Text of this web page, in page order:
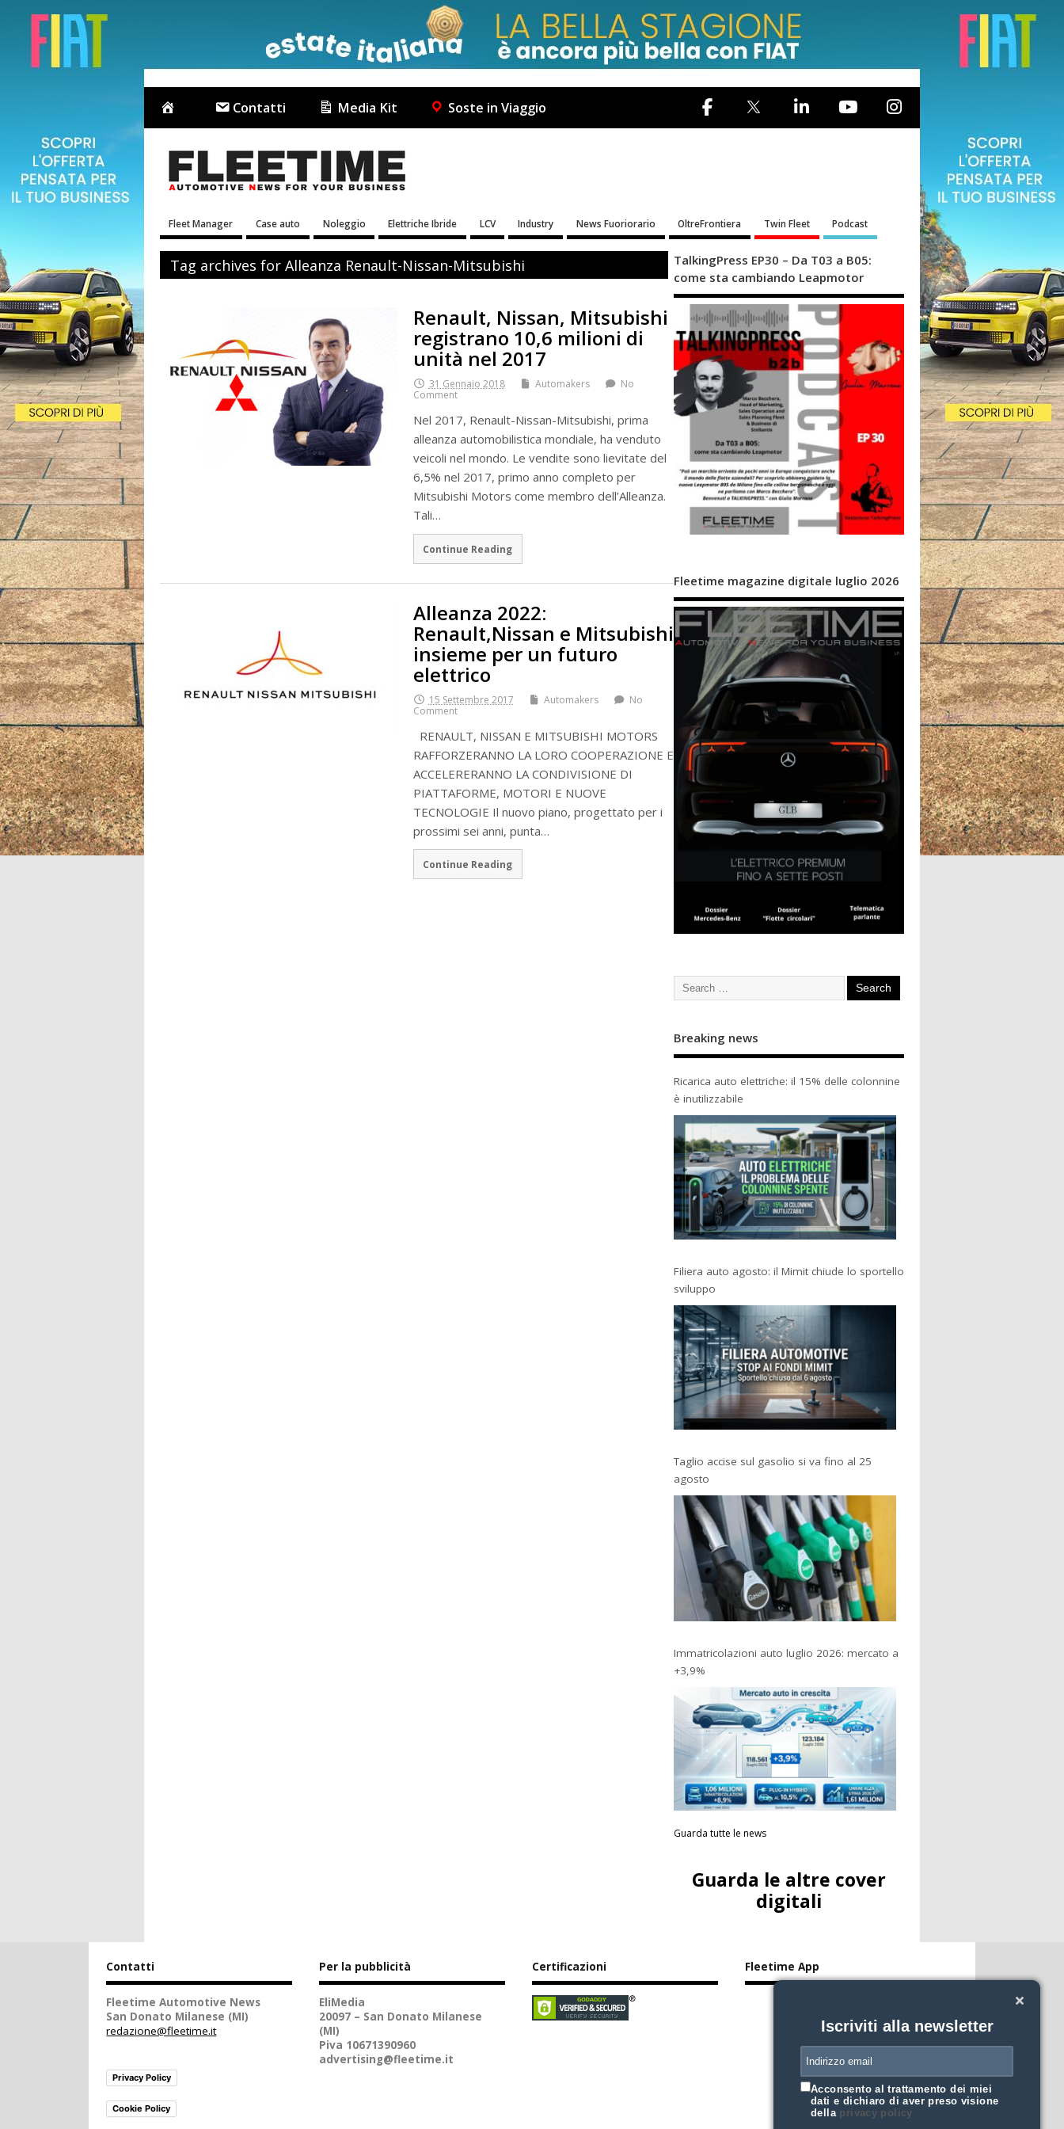
Contatti Media Kit Soste in Viaggio
Fleet Manager Case auto Noleggio Elettriche Ibride LCV Industry News Fuoriorario OltreFrontiera Twin Fleet Podcast
Tag archives for Alleanza Renault-Nissan-Mitsubishi
Renault, Nissan, Mitsubishi
registrano 10,6 milioni di
unità nel 2017
31 Gennaio 2018 Automakers
No
Comment
Nel 2017, Renault-Nissan-Mitsubishi, prima
alleanza automobilistica mondiale, ha venduto
veicoli nel mondo. Le vendite sono lievitate del
6,5% nel 2017, primo anno completo per
Mitsubishi Motors come membro dell’Alleanza.
Tali…
Continue Reading
Alleanza 2022:
Renault,Nissan e Mitsubishi
insieme per un futuro
elettrico
15 Settembre 2017 Automakers
No
Comment
RENAULT, NISSAN E MITSUBISHI MOTORS
RAFFORZERANNO LA LORO COOPERAZIONE E
ACCELERERANNO LA CONDIVISIONE DI
PIATTAFORME, MOTORI E NUOVE
TECNOLOGIE Il nuovo piano, progettato per i
prossimi sei anni, punta…
Continue Reading
TalkingPress EP30 – Da T03 a B05:
come sta cambiando Leapmotor
Fleetime magazine digitale luglio 2026
Breaking news
Ricarica auto elettriche: il 15% delle colonnine
è inutilizzabile
Filiera auto agosto: il Mimit chiude lo sportello
sviluppo
Taglio accise sul gasolio si va fino al 25
agosto
Immatricolazioni auto luglio 2026: mercato a
+3,9%
Guarda tutte le news
Iscriviti alla newsletter
Acconsento al trattamento dei miei
dati e dichiaro di aver preso visione
della privacy policy
Guarda le altre cover
digitali
Contatti
Fleetime Automotive News
San Donato Milanese (MI)
redazione@fleetime.it
Privacy Policy
Cookie Policy
Per la pubblicità
EliMedia
20097 – San Donato Milanese
(MI)
Piva 10671390960
advertising@fleetime.it
Certificazioni Fleetime App